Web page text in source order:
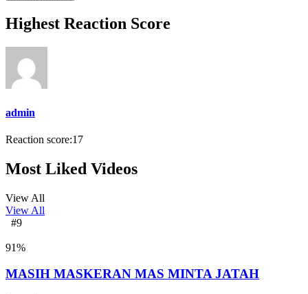
Highest Reaction Score
admin
Reaction score:17
Most Liked Videos
View All
View All
#9
91%
MASIH MASKERAN MAS MINTA JATAH